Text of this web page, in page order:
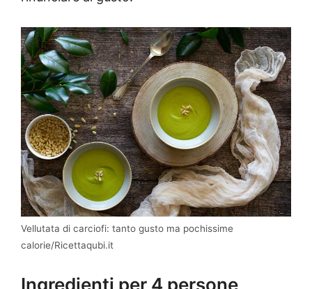
Vellutata di carciofi: tanto gusto ma pochissime
calorie/Ricettaqubi.it
Ingredienti per 4 persone